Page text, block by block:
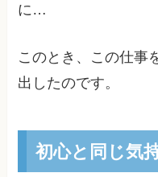
に…
このとき、この仕事
出したのです。
初心と同じ気